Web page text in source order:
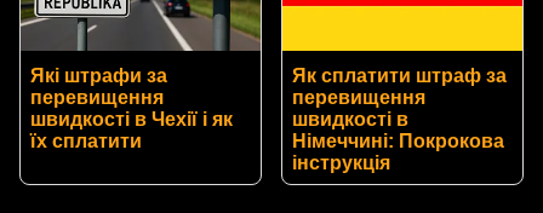
Які штрафи за
перевищення
швидкості в Чехії і як
їх сплатити
Як сплатити штраф за
перевищення
швидкості в
Німеччині: Покрокова
інструкція